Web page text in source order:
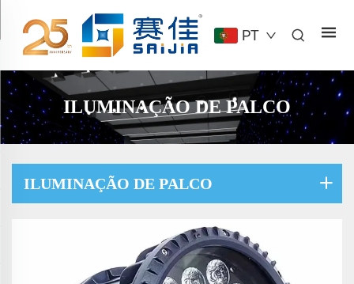
PT
ILUMINAÇÃO DE PALCO
ILUMINAÇÃO DE PALCO